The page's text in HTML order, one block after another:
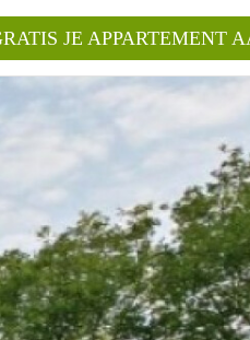
in Den Bosch?
JE APPARTEMENT